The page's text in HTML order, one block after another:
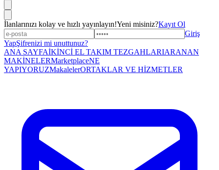
İlanlarınızı kolay ve hızlı yayınlayın!Yeni misiniz?Kayıt Ol
Giriş
YapŞifrenizi mi unuttunuz?
ANA SAYFAİKİNCİ EL TAKIM TEZGAHLARIARANAN
MAKİNELERMarketplaceNE
YAPIYORUZMakalelerORTAKLAR VE HİZMETLER